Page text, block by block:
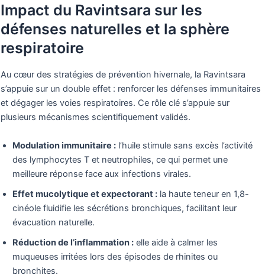
Impact du Ravintsara sur les
défenses naturelles et la sphère
respiratoire
Au cœur des stratégies de prévention hivernale, la Ravintsara
s’appuie sur un double effet : renforcer les défenses immunitaires
et dégager les voies respiratoires. Ce rôle clé s’appuie sur
plusieurs mécanismes scientifiquement validés.
Modulation immunitaire : l’huile stimule sans excès l’activité
des lymphocytes T et neutrophiles, ce qui permet une
meilleure réponse face aux infections virales.
Effet mucolytique et expectorant : la haute teneur en 1,8-
cinéole fluidifie les sécrétions bronchiques, facilitant leur
évacuation naturelle.
Réduction de l’inflammation : elle aide à calmer les
muqueuses irritées lors des épisodes de rhinites ou
bronchites.